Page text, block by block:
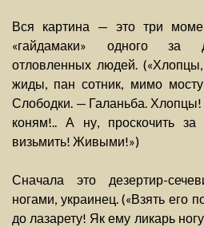
Вся картина — это три
«гайдамаки» одного за
отловленных людей.
жиды, пан сотник, мимо
Слободки. — Галаньба.
коням!.. А ну, проскочить
визьмить! Живыми!»)
Сначала это дезертир-
ногами, украинец. («Взять его
до лазарету! Як ему ликарь